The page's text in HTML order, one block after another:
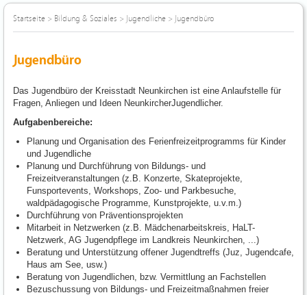
Startseite > Bildung & Soziales > Jugendliche > Jugendbüro
Jugendbüro
Das Jugendbüro der Kreisstadt Neunkirchen ist eine Anlaufstelle für
Fragen, Anliegen und Ideen NeunkircherJugendlicher.
Aufgabenbereiche:
Planung und Organisation des Ferienfreizeitprogramms für Kinder
und Jugendliche
Planung und Durchführung von Bildungs- und
Freizeitveranstaltungen (z.B. Konzerte, Skateprojekte,
Funsportevents, Workshops, Zoo- und Parkbesuche,
waldpädagogische Programme, Kunstprojekte, u.v.m.)
Durchführung von Präventionsprojekten
Mitarbeit in Netzwerken (z.B. Mädchenarbeitskreis, HaLT-
Netzwerk, AG Jugendpflege im Landkreis Neunkirchen, ...)
Beratung und Unterstützung offener Jugendtreffs (Juz, Jugendcafe,
Haus am See, usw.)
Beratung von Jugendlichen, bzw. Vermittlung an Fachstellen
Bezuschussung von Bildungs- und Freizeitmaßnahmen freier